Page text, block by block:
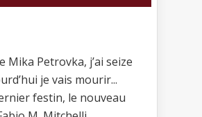
Mika Petrovka, j’ai seize
je vais mourir...
festin, le nouveau